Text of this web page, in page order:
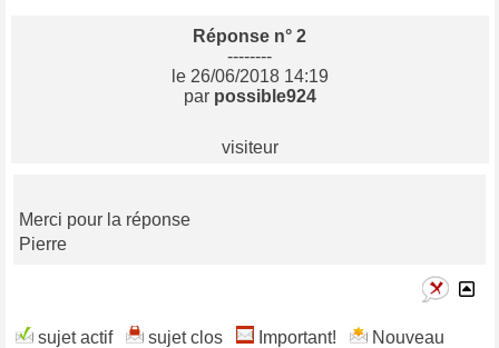
Réponse n° 2
--------
le 26/06/2018 14:19
par possible924
visiteur
Merci pour la réponse
Pierre
sujet actif sujet clos Important!
Nouveau